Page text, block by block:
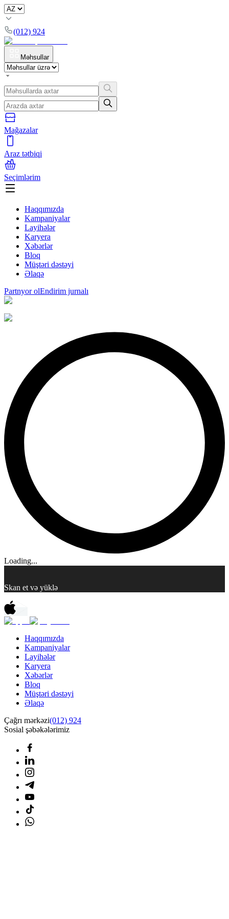
(012) 924
Məhsullar
Mağazalar
Araz tətbiqi
Seçimlərim
Haqqımızda
Kampaniyalar
Layihələr
Karyera
Xəbərlər
Bloq
Müştəri dəstəyi
Əlaqə
Partnyor olEndirim jurnalı
Loading...
Skan et və yüklə
Haqqımızda
Kampaniyalar
Layihələr
Karyera
Xəbərlər
Bloq
Müştəri dəstəyi
Əlaqə
Çağrı mərkəzi(012) 924
Sosial şəbəkələrimiz